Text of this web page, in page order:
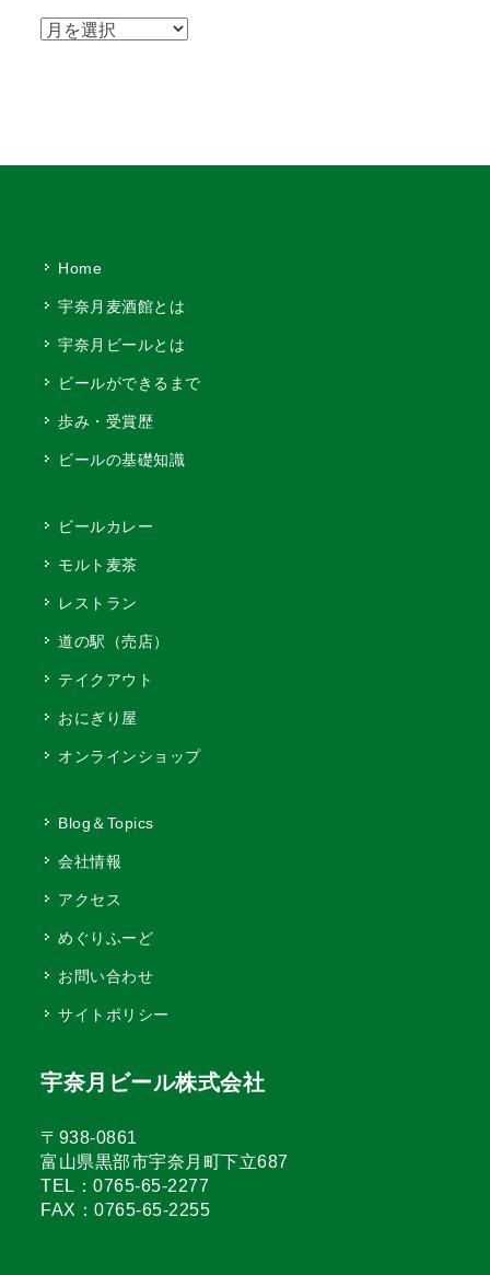
月
ブ
Home
宇奈月麦酒館とは
宇奈月ビールとは
ビールができるまで
歩み・受賞歴
ビールの基礎知識
ビールカレー
モルト麦茶
レストラン
道の駅（売店）
テイクアウト
おにぎり屋
オンラインショップ
Blog＆Topics
会社情報
アクセス
めぐりふーど
お問い合わせ
サイトポリシー
宇奈月ビール株式会社
〒938-0861
富山県黒部市宇奈月町下立687
TEL：0765-65-2277
FAX：0765-65-2255